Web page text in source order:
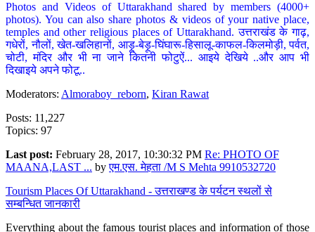
Photos and Videos of Uttarakhand shared by members (4000+
photos). You can also share photos & videos of your native place,
temples and other religious places of Uttarakhand. उत्तराखंड के गाढ़,
गधेरों, नौलों, खेत-खलिहानों, आड़ू-बेड़ू-घिंघारू-हिसालू-काफल-किलमोड़ी, पर्वत,
चोटी, मंदिर और भी ना जाने कितनी फोटुऐं... आइये देखिये ..और आप भी
दिखाइये अपने फोटू..
Moderators: Almoraboy_reborn, Kiran Rawat
Posts: 11,227
Topics: 97
Last post: February 28, 2017, 10:30:32 PM Re: PHOTO OF
MAANA,LAST ... byएम.एस. मेहता /M S Mehta 9910532720
Tourism Places Of Uttarakhand - उत्तराखण्ड के पर्यटन स्थलों से
सम्बन्धित जानकारी
Everything about the famous tourist places and information of those